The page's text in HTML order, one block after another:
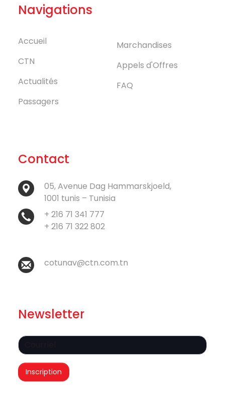
Navigations
Accueil
CTN
Actualités
Passagers
Marchandises
Appels d'Offres
FAQ
Contact
05, Avenue Dag Hammarskjoeld,
1001 tunis – Tunisia
+ 216 71 341 777
+ 216 71 322 802
cotunav@ctn.com.tn
Newsletter